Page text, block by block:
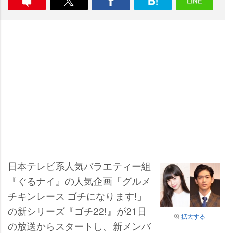
拡大する
日本テレビ系人気バラエティー組
『ぐるナイ』の人気企画「グルメ
チキンレース ゴチになります!」
の新シリーズ『ゴチ22!』が21日
の放送からスタートし、新メンバ